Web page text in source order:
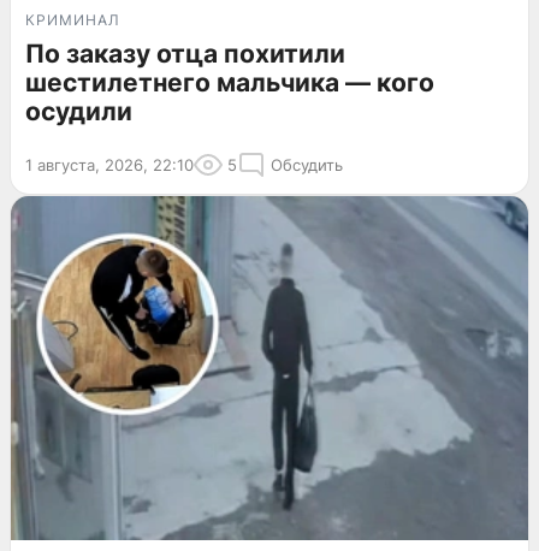
КРИМИНАЛ
По заказу отца похитили
шестилетнего мальчика — кого
осудили
1 августа, 2026, 22:10 5 Обсудить